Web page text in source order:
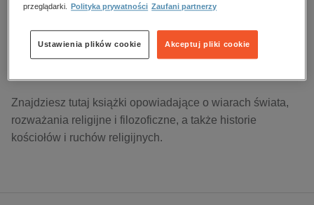
darmowe wydania
dzienniki
komputery, internet, technologie, informatyka
kobiece, lifestyle, kultura
Znajdziesz tutaj książki opowiadające o wiarach świata,
rozważania religijne i filozoficzne, a także historie
kościołów i ruchów religijnych.
Brak produktów.
przeglądarki.
Polityka prywatności Zaufani partnerzy
Akceptuj pliki cookie
Ustawienia plików cookie